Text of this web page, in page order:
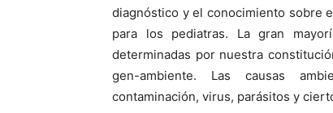
diagnóstico y el conocimiento sobre
para los pediatras. La gran
determinadas por nuestra
gen-ambiente. Las causas
contaminación, virus, parásitos y